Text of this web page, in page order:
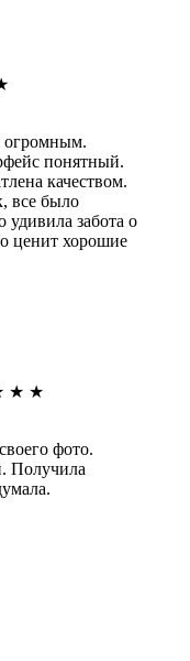
огромным.
понятный.
качеством.
все было
удивила забота о
ценит хорошие
★ ★
фото.
Получила